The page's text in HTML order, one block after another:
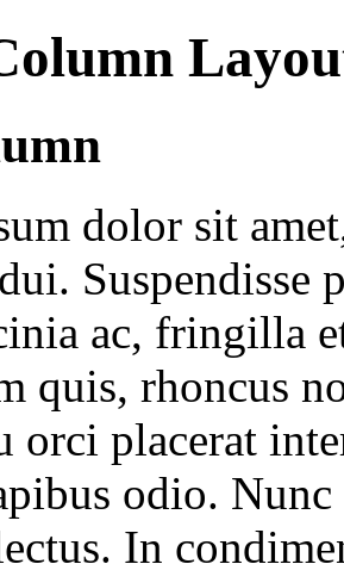
dolor sit
Suspendisse
ac, fringilla
quis, rhoncus
orci placerat
odio.
In